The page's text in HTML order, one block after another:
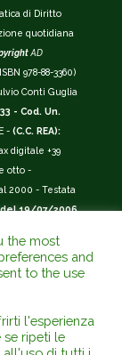
di Diritto
quotidiana
AD
978-88-3360)
Conti Guglia
- Cod. Un.
- (C.C. REA):
digitale +39
otto -
2000 - Testata
del 19/07/2006
1974-9562
della Qualità della
( AVA );
the most
and
to the use
l'esperienza
ripeti le